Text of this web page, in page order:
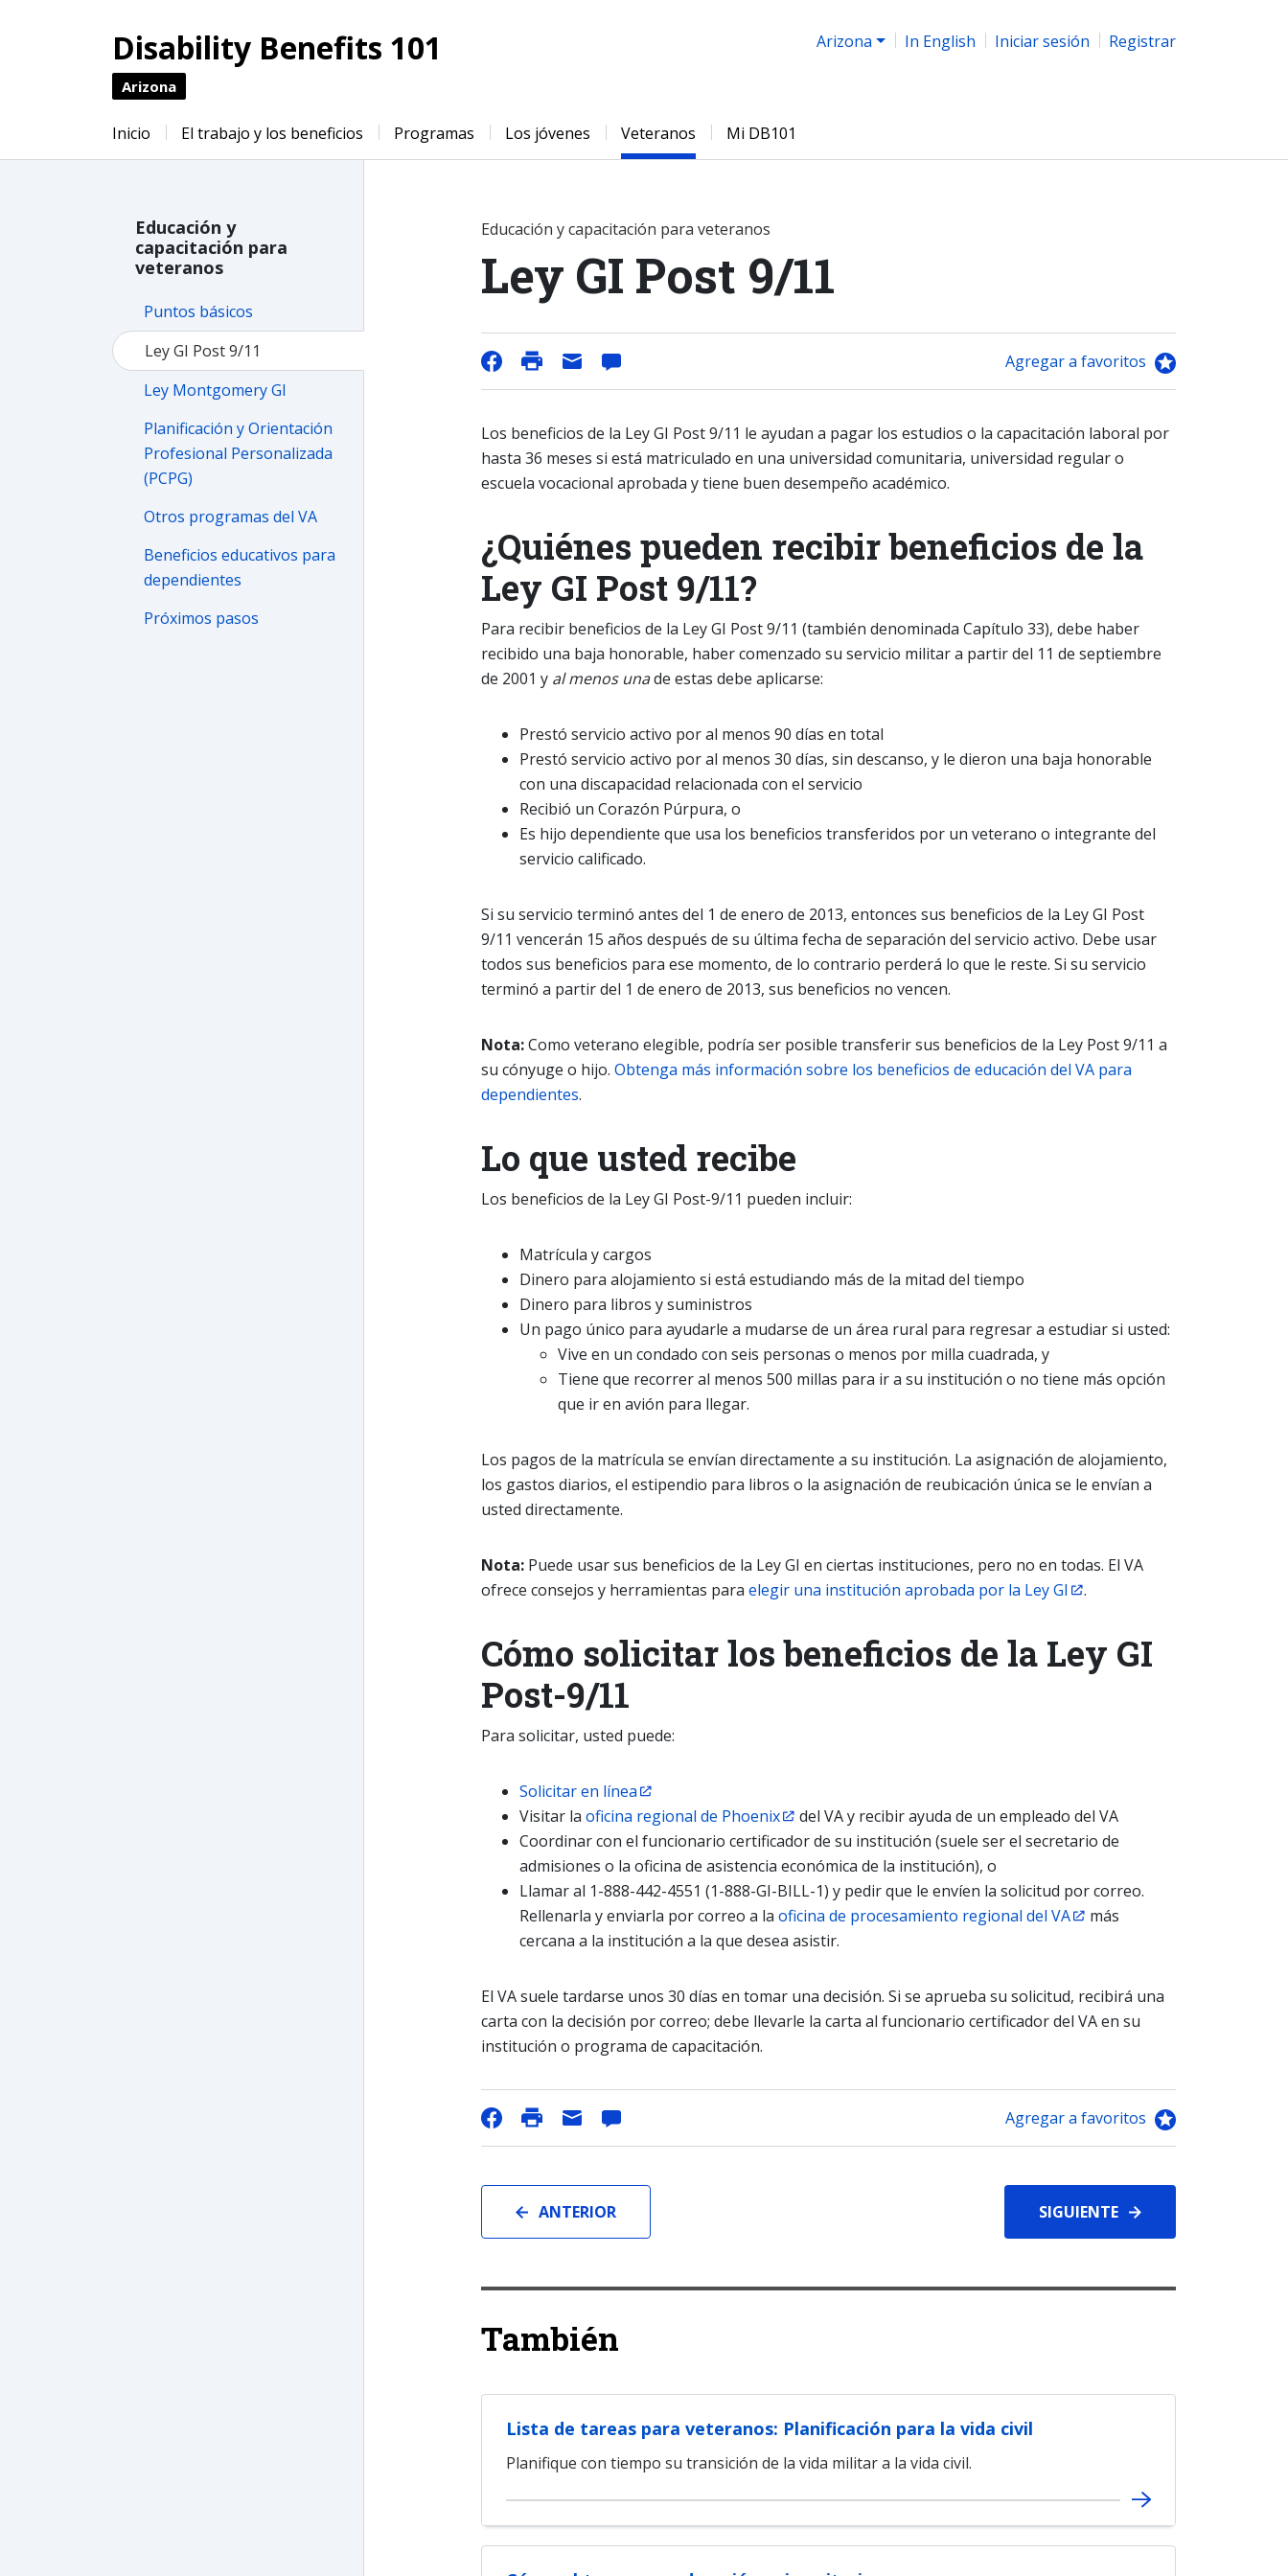
Disability Benefits 101
Arizona
Arizona In English Iniciar sesión Registrar
Inicio El trabajo y los beneficios Programas Los jóvenes Veteranos Mi DB101
Educación y
capacitación para
veteranos
Puntos básicos
Ley GI Post 9/11
Ley Montgomery GI
Planificación y Orientación
Profesional Personalizada
(PCPG)
Otros programas del VA
Beneficios educativos para
dependientes
Próximos pasos
Educación y capacitación para veteranos
Ley GI Post 9/11
Agregar a favoritos
Los beneficios de la Ley GI Post 9/11 le ayudan a pagar los estudios o la capacitación laboral por
hasta 36 meses si está matriculado en una universidad comunitaria, universidad regular o
escuela vocacional aprobada y tiene buen desempeño académico.
¿Quiénes pueden recibir beneficios de la
Ley GI Post 9/11?
Para recibir beneficios de la Ley GI Post 9/11 (también denominada Capítulo 33), debe haber
recibido una baja honorable, haber comenzado su servicio militar a partir del 11 de septiembre
de 2001 y al menos unade estas debe aplicarse:
Prestó servicio activo por al menos 90 días en total
Prestó servicio activo por al menos 30 días, sin descanso, y le dieron una baja honorable
con una discapacidad relacionada con el servicio
Recibió un Corazón Púrpura, o
Es hijo dependiente que usa los beneficios transferidos por un veterano o integrante del
servicio calificado.
Si su servicio terminó antes del 1 de enero de 2013, entonces sus beneficios de la Ley GI Post
9/11 vencerán 15 años después de su última fecha de separación del servicio activo. Debe usar
todos sus beneficios para ese momento, de lo contrario perderá lo que le reste. Si su servicio
terminó a partir del 1 de enero de 2013, sus beneficios no vencen.
Nota:Como veterano elegible, podría ser posible transferir sus beneficios de la Ley Post 9/11 a
su cónyuge o hijo. Obtenga más información sobre los beneficios de educación del VA para
dependientes.
Lo que usted recibe
Los beneficios de la Ley GI Post-9/11 pueden incluir:
Matrícula y cargos
Dinero para alojamiento si está estudiando más de la mitad del tiempo
Dinero para libros y suministros
Un pago único para ayudarle a mudarse de un área rural para regresar a estudiar si usted:
Vive en un condado con seis personas o menos por milla cuadrada, y
Tiene que recorrer al menos 500 millas para ir a su institución o no tiene más opción
que ir en avión para llegar.
Los pagos de la matrícula se envían directamente a su institución. La asignación de alojamiento,
los gastos diarios, el estipendio para libros o la asignación de reubicación única se le envían a
usted directamente.
Nota: Puede usar sus beneficios de la Ley GI en ciertas instituciones, pero no en todas. El VA
ofrece consejos y herramientas para elegir una institución aprobada por la Ley GI .
Cómo solicitar los beneficios de la Ley GI
Post-9/11
Para solicitar, usted puede:
Solicitar en línea
Visitar la oficina regional de Phoenix
del VA y recibir ayuda de un empleado del VA
Coordinar con el funcionario certificador de su institución (suele ser el secretario de
admisiones o la oficina de asistencia económica de la institución), o
Llamar al 1-888-442-4551 (1-888-GI-BILL-1) y pedir que le envíen la solicitud por correo.
Rellenarla y enviarla por correo a la oficina de procesamiento regional del VA
más
cercana a la institución a la que desea asistir.
El VA suele tardarse unos 30 días en tomar una decisión. Si se aprueba su solicitud, recibirá una
carta con la decisión por correo; debe llevarle la carta al funcionario certificador del VA en su
institución o programa de capacitación.
Agregar a favoritos
ANTERIOR SIGUIENTE
También
Lista de tareas para veteranos: Planificación para la vida civil
Planifique con tiempo su transición de la vida militar a la vida civil.